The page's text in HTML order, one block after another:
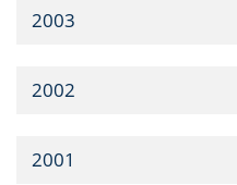
2003
2002
2001